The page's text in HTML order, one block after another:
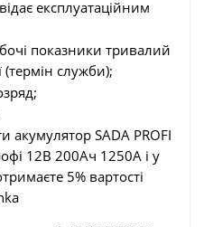
експлуатаційним
показники тривалий
(термін служби);
SADA PROFI
12В 200Ач 1250А і у
5% вартості